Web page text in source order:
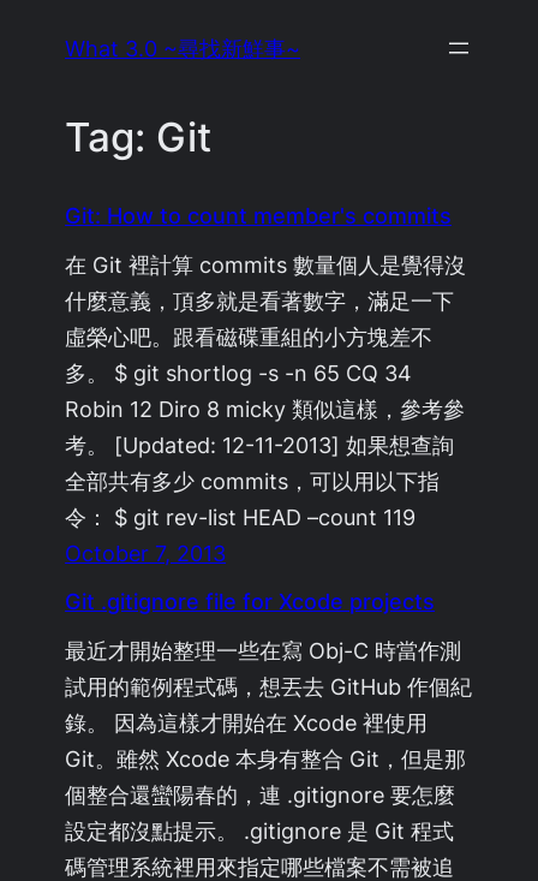
What 3.0 ~尋找新鮮事~
Tag: Git
Git: How to count member's commits
在 Git 裡計算 commits 數量個人是覺得沒
什麼意義，頂多就是看著數字，滿足一下
虛榮心吧。跟看磁碟重組的小方塊差不
多。 $ git shortlog -s -n 65 CQ 34
Robin 12 Diro 8 micky 類似這樣，參考參
考。 [Updated: 12-11-2013] 如果想查詢
全部共有多少 commits，可以用以下指
令： $ git rev-list HEAD –count 119
October 7, 2013
Git .gitignore file for Xcode projects
最近才開始整理一些在寫 Obj-C 時當作測
試用的範例程式碼，想丟去 GitHub 作個紀
錄。 因為這樣才開始在 Xcode 裡使用
Git。雖然 Xcode 本身有整合 Git，但是那
個整合還蠻陽春的，連 .gitignore 要怎麼
設定都沒點提示。 .gitignore 是 Git 程式
碼管理系統裡用來指定哪些檔案不需被追